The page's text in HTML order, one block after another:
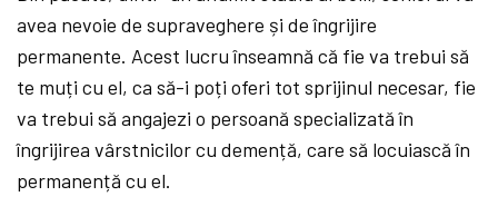
avea nevoie de supraveghere și de îngrijire
permanente. Acest lucru înseamnă că fie va trebui să
te muți cu el, ca să-i poți oferi tot sprijinul necesar, fie
va trebui să angajezi o persoană specializată în
îngrijirea vârstnicilor cu demență, care să locuiască în
permanență cu el.